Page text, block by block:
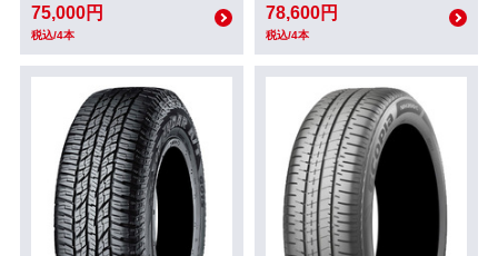
75,000円
税込/4本
78,600円
税込/4本